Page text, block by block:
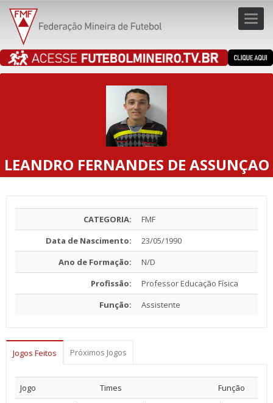
LEANDRO FERNANDES DE ASSUNÇAO
CATEGORIA:
FMF
Data de Nascimento:
23/05/1990
Ano de Formação:
N/D
Profissão:
Professor Educação Física
Função:
Assistente
Jogos Feitos Próximos Jogos
Jogo Times Função